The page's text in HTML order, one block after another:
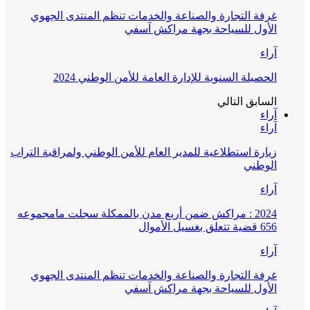
غرفة التجارة والصناعة والخدمات تنظم المنتدى الجهوي
الأول للسياحة بجهة مراكش آسفي
آراء
الحصيلة السنوية للإدارة العامة للأمن الوطني 2024
السابق التالي
آراء
آراء
زيارة استطلاعية للمدير العام للأمن الوطني ولمراقبة التراب
الوطني
آراء
2024 : مراكش ضمن أربع مدن بالممكلة سجلت مامجموعه
656 قضية تتعلق بغسيل الأموال
آراء
غرفة التجارة والصناعة والخدمات تنظم المنتدى الجهوي
الأول للسياحة بجهة مراكش آسفي